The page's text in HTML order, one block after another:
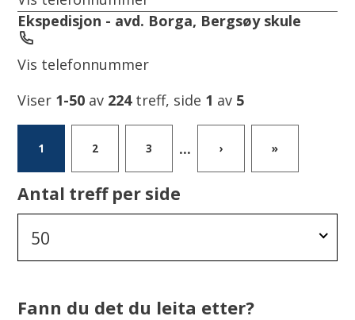
Ekspedisjon - avd. Borga, Bergsøy skule
Vis telefonnummer
Viser 1-50 av 224treff, side 1 av 5
1 2 3 ... › »
Antal treff per side
50
Fann du det du leita etter?